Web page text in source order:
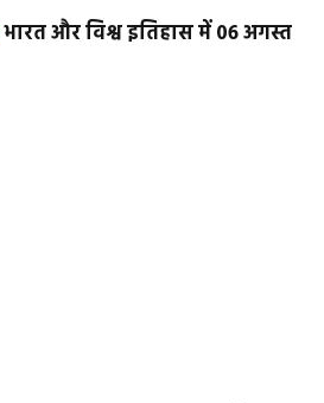
भारत और विश्व इतिहास में 06 अगस्त